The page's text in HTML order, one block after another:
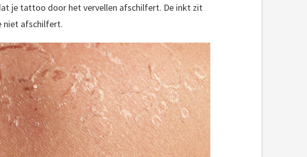
je tattoo door het vervellen afschilfert. De inkt zit
niet afschilfert.